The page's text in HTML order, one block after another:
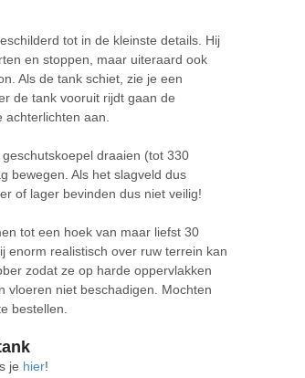
tot in de kleinste details. Hij
en stoppen, maar uiteraard ook
Als de tank schiet, zie je een
de tank vooruit rijdt gaan de
aan.
draaien (tot 330
bewegen. Als het slagveld dus
of lager bevinden dus niet veilig!
tot een hoek van maar liefst 30
enorm realistisch over ruw terrein kan
zodat ze op harde oppervlakken
vloeren niet beschadigen. Mochten
bestellen.
je hier!